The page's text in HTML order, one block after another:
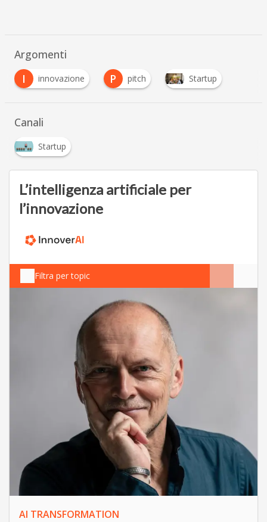
Argomenti
I
innovazione P pitch Startup
Canali
Startup
L’intelligenza artificiale per
l’innovazione
Filtra per topic
AI TRANSFORMATION